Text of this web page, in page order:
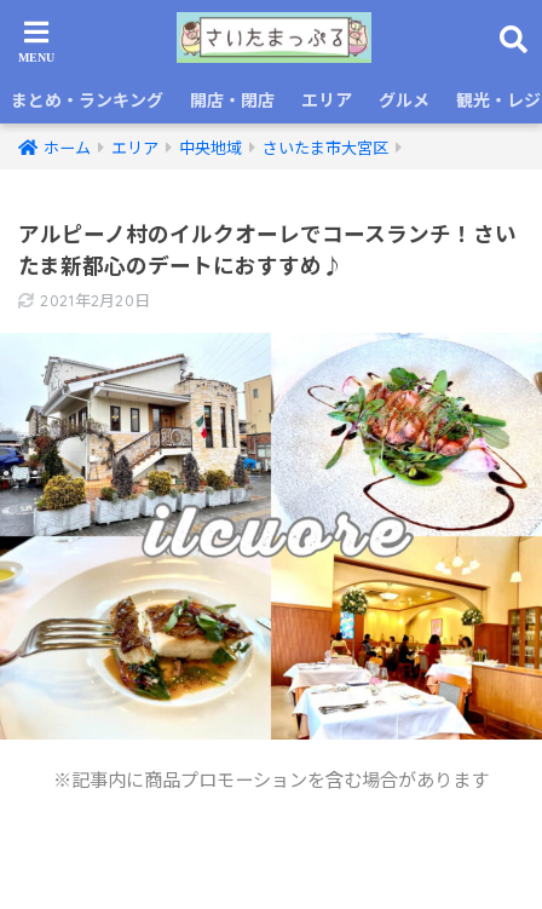
まとめ・ランキング 開店・閉店 エリア グルメ 観光・レ
ホーム エリア 中央地域 さいたま市大宮区
アルピーノ村のイルクオーレでコースランチ！さい
たま新都心のデートにおすすめ♪
2021年2月20日
※記事内に商品プロモーションを含む場合があります